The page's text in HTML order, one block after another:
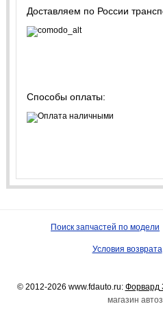
Доставляем по России
Способы оплаты:
Поиск запчастей по модели
Условия возврата
© 2012-2026 www.fdauto.ru: Форвард
магазин